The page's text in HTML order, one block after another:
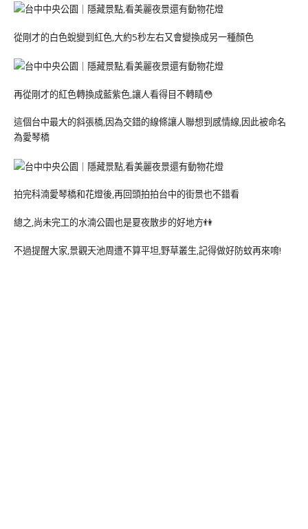
從剛才的白色蛻變到紅色,大約5秒左右又會變換成另一種顏色
再從剛才的紅色轉換成藍紫色,讓人看得目不轉睛😳
這個台中最大的斜張橋,因為交錯的線條讓人聯想到感情線,因此被命名
為愛琴橋
拍完科湳愛琴橋和花燈後,再回頭拍拍台中的街景也不錯看
總之,尚未完工的水湳公園也是夏夜散步的好地方👫
不過提醒大家,景觀天池周遭不算平坦,野草叢生,記得做好防蚊再來唷!